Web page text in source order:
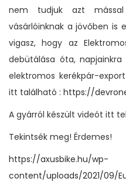
nem tudjuk azt
vásárlóinknak a jövőben is
vigasz, hogy az
debütálása óta,
elektromos kerékpár-
itt található : https://
A gyárról készült videót itt
Tekintsék meg! Érdemes!
https://axusbike.hu/wp-
content/uploads/2021/09/